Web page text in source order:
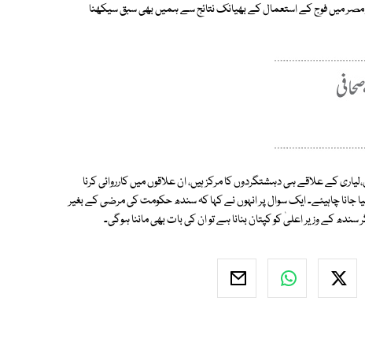
مصر میں فوج کے استعمال کے بھیانک نتائج سے ہمیں بھی سبق سیکھنا
کے علاقے ہی دہشتگردوں کا مرکز ہیں، ان علاقوں میں کارروائی کرنا
جانا چاہیئے۔ ایک سوال پر انہوں نے کہا کہ سندھ حکومت کی مرضی کے بغیر
کے وزیر اعلیٰ کو کپتان بنانا ہے تو ان کی بات بھی ماننا ہوگی۔